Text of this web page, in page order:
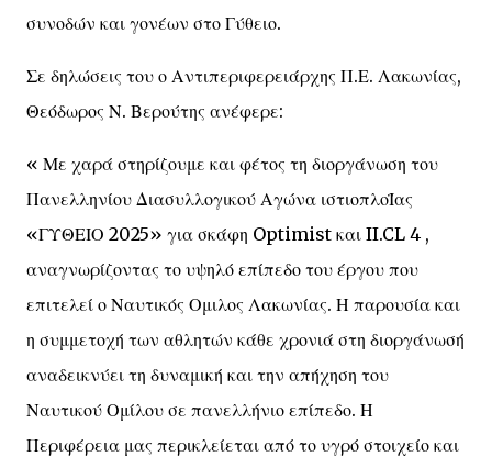
συνοδών και γονέων στο Γύθειο.
Σε δηλώσεις του ο Αντιπεριφερειάρχης Π.Ε. Λακωνίας,
Θεόδωρος Ν. Βερούτης ανέφερε:
« Με χαρά στηρίζουμε και φέτος τη διοργάνωση του
Πανελληνίου Διασυλλογικού Αγώνα ιστιοπλοΪας
«ΓΥΘΕΙΟ 2025» για σκάφη Optimist και II.CL 4 ,
αναγνωρίζοντας το υψηλό επίπεδο του έργου που
επιτελεί ο Ναυτικός Ομιλος Λακωνίας. Η παρουσία και
η συμμετοχή των αθλητών κάθε χρονιά στη διοργάνωσή
αναδεικνύει τη δυναμική και την απήχηση του
Ναυτικού Ομίλου σε πανελλήνιο επίπεδο. Η
Περιφέρεια μας περικλείεται από το υγρό στοιχείο και